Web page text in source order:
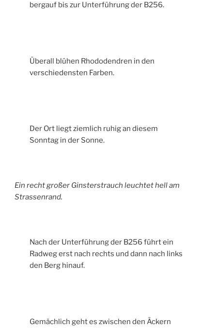
bergauf bis zur Unterführung der B256.
Überall blühen Rhododendren in den
verschiedensten Farben.
Der Ort liegt ziemlich ruhig an diesem
Sonntag in der Sonne.
Ein recht großer Ginsterstrauch leuchtet hell am
Strassenrand.
Nach der Unterführung der B256 führt ein
Radweg erst nach rechts und dann nach links
den Berg hinauf.
Gemächlich geht es zwischen den Äckern